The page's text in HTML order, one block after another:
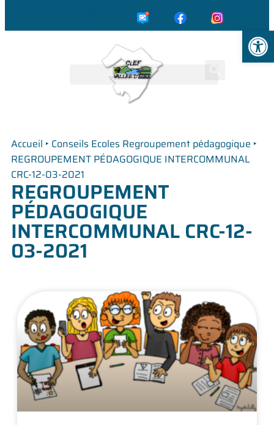
Accueil ‣ Conseils Ecoles Regroupement pédagogique ‣
REGROUPEMENT PÉDAGOGIQUE INTERCOMMUNAL
CRC-12-03-2021
REGROUPEMENT
PÉDAGOGIQUE
INTERCOMMUNAL CRC-12-
03-2021
Ouvrir